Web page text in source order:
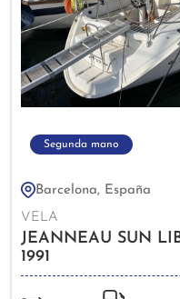
Segunda mano
Barcelona, España
VELA
JEANNEAU SUN
1991